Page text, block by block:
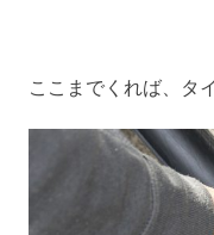
ここまでくれば、タ